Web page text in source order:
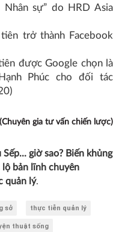
Nhân sự” do HRD Asia
trở thành Facebook
được Google chọn là
Phúc cho đối tác
gia tư vấn chiến lược)
Sếp... giờ sao? Biến khủng
bản lĩnh chuyên
quản lý.
sở thực tiễn quản lý
thuật sống